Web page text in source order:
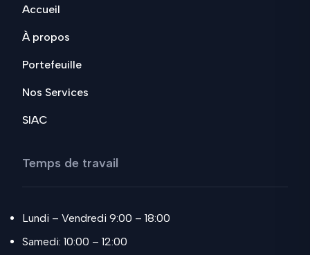
Accueil
À propos
Portefeuille
Nos Services
SIAC
Temps de travail
Lundi – Vendredi 9:00 – 18:00
Samedi: 10:00 – 12:00